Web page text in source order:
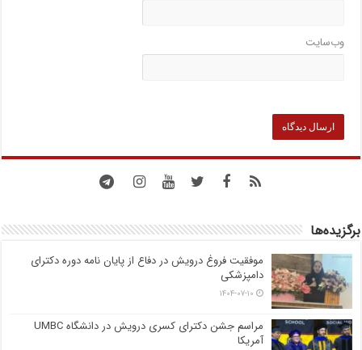
وب‌سایت
برگزیده‌ها
موفقیت فروغ درویش در دفاع از پایان نامه دوره دکترای
دامپزشکی
۱۴۰۴-۰۷-۱۰
مراسم جشن دکترای کسری درویش در دانشگاه UMBC
آمریکا